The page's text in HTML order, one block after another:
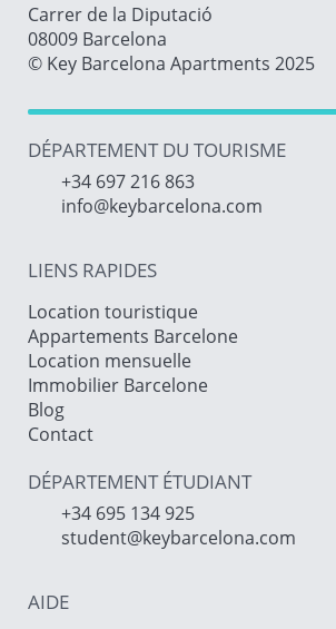
Carrer de la Diputació
08009 Barcelona
© Key Barcelona Apartments 2025
DÉPARTEMENT DU TOURISME
+34 697 216 863
info@keybarcelona.com
LIENS RAPIDES
Location touristique
Appartements Barcelone
Location mensuelle
Immobilier Barcelone
Blog
Contact
DÉPARTEMENT ÉTUDIANT
+34 695 134 925
student@keybarcelona.com
AIDE